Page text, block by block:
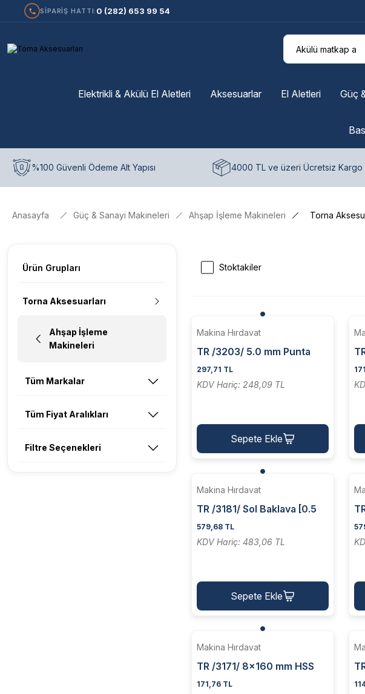
SİPARİŞ HATTI: 0 (282) 653 99 54
Elektrikli & Akülü El Aletleri Aksesuarlar El Aletleri Güç
%100 Güvenli Ödeme Alt Yapısı 4000 TL ve üzeri Ücretsiz Kargo
Anasayfa Güç & Sanayi Makineleri Ahşap İşleme Makineleri Torna
Ürün Grupları
Torna Aksesuarları
Ahşap İşleme
Makineleri
Tüm Markalar
Tüm Fiyat Aralıkları
Filtre Seçenekleri
Stoktakiler
Makina Hırdavat
TR /3203/ 5.0 mm Punta
Tığı
297,71 TL
KDV Hariç: 248,09 TL
Sepete Ekle
Makina Hırdavat
TR /3181/ Sol Baklava [0.5
Radius] Torna Kater Elması
579,68 TL
KDV Hariç: 483,06 TL
Sepete Ekle
Makina Hırdavat
TR /3171/ 8x160 mm HSS
Patograf Kalemi [ Yuvarlak ]
171,76 TL